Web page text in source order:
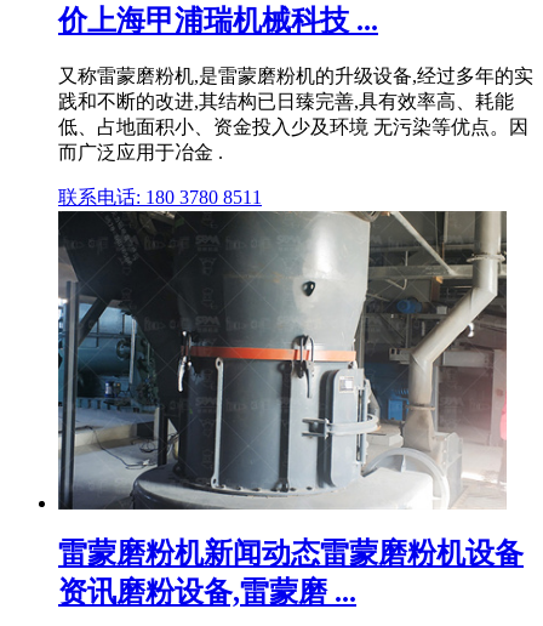
价上海甲浦瑞机械科技 ...
又称雷蒙磨粉机,是雷蒙磨粉机的升级设备,经过多年的实
践和不断的改进,其结构已日臻完善,具有效率高、耗能
低、占地面积小、资金投入少及环境 无污染等优点。因
而广泛应用于冶金 .
联系电话: 180 3780 8511
雷蒙磨粉机新闻动态雷蒙磨粉机设备
资讯磨粉设备,雷蒙磨 ...